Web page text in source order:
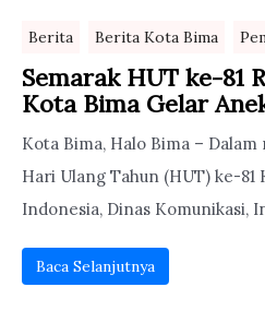
Berita Berita Kota Bima
Semarak HUT ke-81
Kota Bima Gelar
Kota Bima, Halo Bima –
Hari Ulang Tahun (HUT) ke-
Indonesia, Dinas Komunikasi,
Baca Selanjutnya